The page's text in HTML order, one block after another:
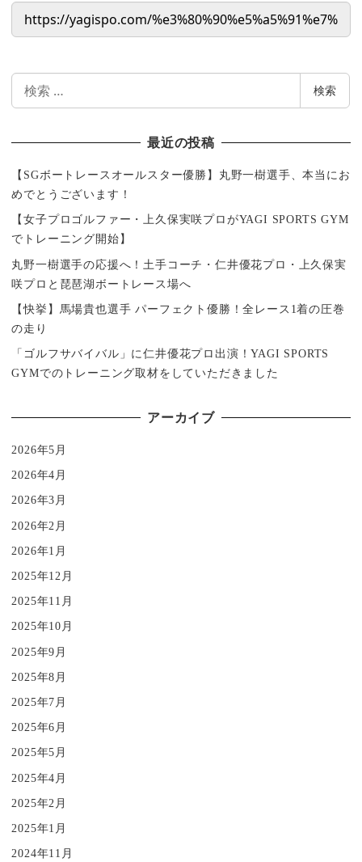
検索
最近の投稿
【SGボートレースオールスター優勝】丸野一樹選手、本当にお
めでとうございます！
【女子プロゴルファー・上久保実咲プロがYAGI SPORTS GYM
でトレーニング開始】
丸野一樹選手の応援へ！土手コーチ・仁井優花プロ・上久保実
咲プロと琵琶湖ボートレース場へ
【快挙】馬場貴也選手 パーフェクト優勝！全レース1着の圧巻
の走り
「ゴルフサバイバル」に仁井優花プロ出演！YAGI SPORTS
GYMでのトレーニング取材をしていただきました
アーカイブ
2026年5月
2026年4月
2026年3月
2026年2月
2026年1月
2025年12月
2025年11月
2025年10月
2025年9月
2025年8月
2025年7月
2025年6月
2025年5月
2025年4月
2025年2月
2025年1月
2024年11月